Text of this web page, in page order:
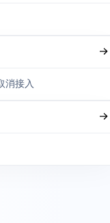
消接入